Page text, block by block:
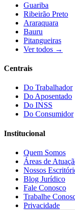
Guariba
Ribeirão Preto
Araraquara
Bauru
Pitangueiras
Ver todos →
Centrais
Do Trabalhador
Do Aposentado
Do INSS
Do Consumidor
Institucional
Quem Somos
Áreas de
Nossos
Blog Jurídico
Fale Conosco
Trabalhe
Privacidade